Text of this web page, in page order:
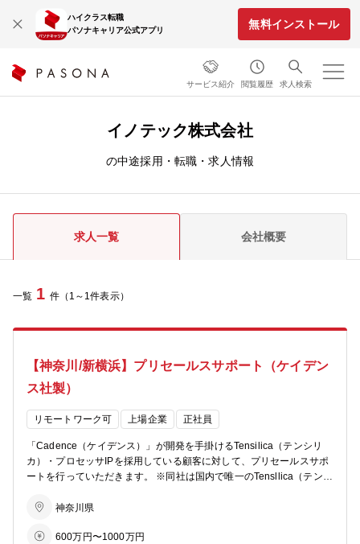
ハイクラス転職
パソナキャリア公式アプリ
無料インストール
サービス紹介 閲覧履歴 求人検索
イノテック株式会社
の中途採用・転職・求人情報
求人一覧 会社概要
一覧 1 件（1～1件表示）
【神奈川/新横浜】プリセールスサポート（ケイデン
ス社製）
リモートワーク可 上場企業 正社員
「Cadence（ケイデンス）」が開発を手掛けるTensilica（テンシリ
カ）・プロセッサIPを採用している顧客に対して、プリセールスサポ
ートを行っていただきます。 ※同社は国内で唯一のTensllica（テンシ
SoC、DSPを設計している顧客にプロセッサIPを採用いただくための
行するソフトウェアを開発するSDK環境のプレゼン、デモ、Q&A対応
神奈川県
600万円〜1000万円